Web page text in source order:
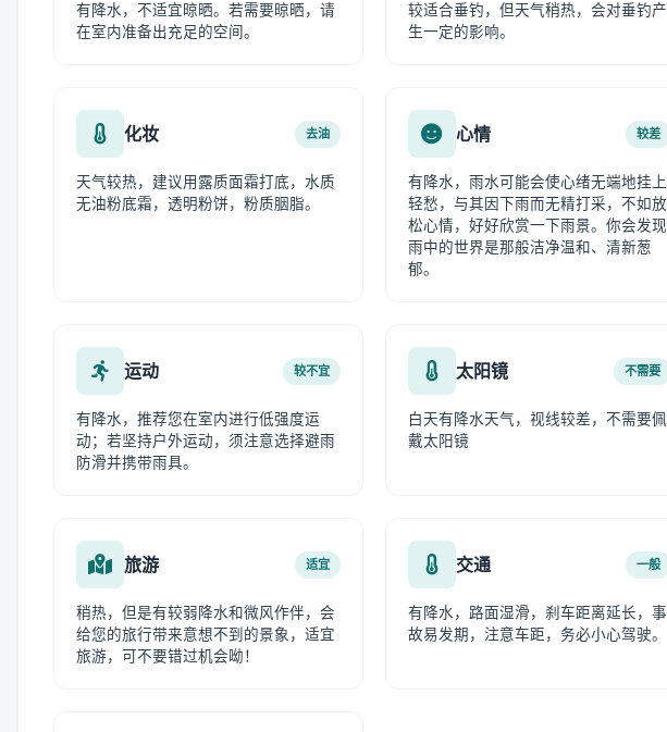
有降水，不适宜晾晒。若需要晾晒，请
在室内准备出充足的空间。
较适合垂钓，但天气稍热，会对垂钓产
生一定的影响。
化妆 去油
天气较热，建议用露质面霜打底，水质
无油粉底霜，透明粉饼，粉质胭脂。
心情 较差
有降水，雨水可能会使心绪无端地挂上
轻愁，与其因下雨而无精打采，不如放
松心情，好好欣赏一下雨景。你会发现
雨中的世界是那般洁净温和、清新葱
郁。
运动 较不宜
有降水，推荐您在室内进行低强度运
动；若坚持户外运动，须注意选择避雨
防滑并携带雨具。
太阳镜 不需要
白天有降水天气，视线较差，不需要佩
戴太阳镜
旅游 适宜
稍热，但是有较弱降水和微风作伴，会
给您的旅行带来意想不到的景象，适宜
旅游，可不要错过机会呦！
交通 一般
有降水，路面湿滑，刹车距离延长，事
故易发期，注意车距，务必小心驾驶。